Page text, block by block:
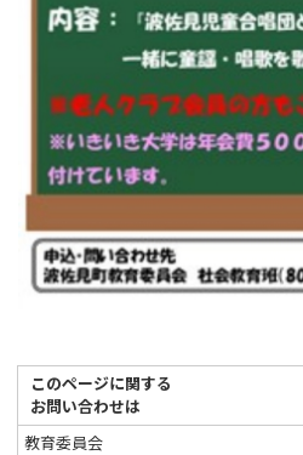
このページに関する
お問い合わせは
教育委員会